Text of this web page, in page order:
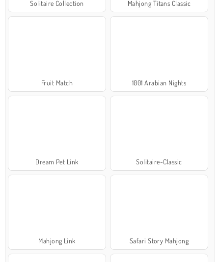
Solitaire Collection Mahjong Titans Classic
Fruit Match 1001 Arabian Nights
Dream Pet Link Solitaire-Classic
Mahjong Link Safari Story Mahjong